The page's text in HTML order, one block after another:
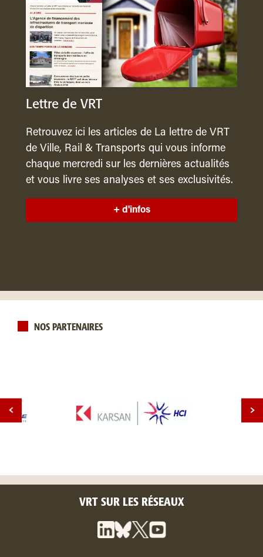
Lettre de VRT
Retrouvez ici les articles de La lettre de VRT
de Ville, Rail & Transports qui vous informe
chaque mercredi sur les dernières actualités
et vous livre ses analyses et ses exclusivités.
+ d'infos
NOS PARTENAIRES
VRT SUR LES RÉSEAUX